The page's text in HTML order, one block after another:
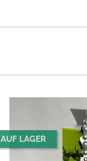
AUF LAGER